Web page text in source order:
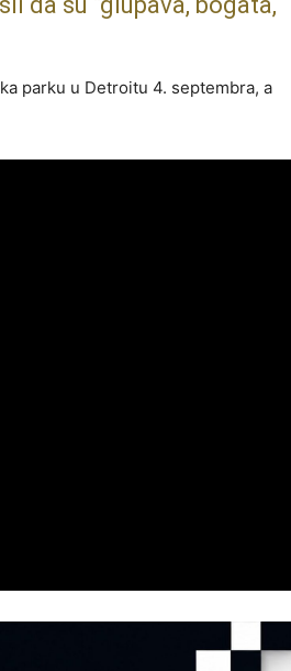
parku u Detroitu 4. septembra, a